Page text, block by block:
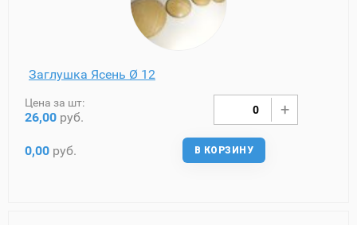
Заглушка Ясень Ø 12
Цена за шт:
26,00 руб.
0,00 руб. В КОРЗИНУ